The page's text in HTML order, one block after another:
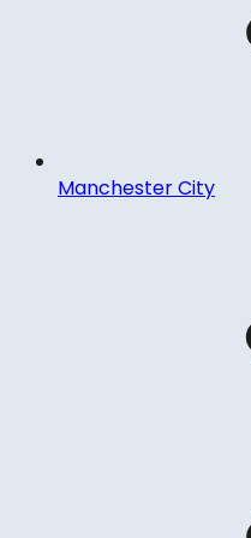
Manchester City